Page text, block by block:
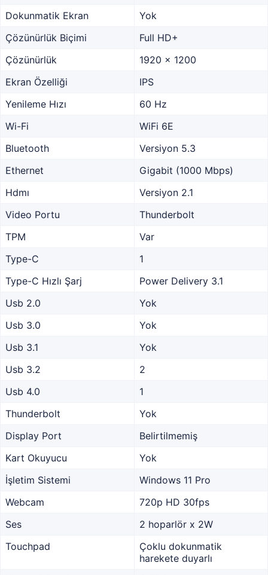
Dokunmatik Ekran
Yok
Çözünürlük Biçimi
Full HD+
Çözünürlük
1920 x 1200
Ekran Özelliği
IPS
Yenileme Hızı
60 Hz
Wi-Fi
WiFi 6E
Bluetooth
Versiyon 5.3
Ethernet
Gigabit (1000 Mbps)
Hdmı
Versiyon 2.1
Video Portu
Thunderbolt
TPM
Var
Type-C
1
Type-C Hızlı Şarj
Power Delivery 3.1
Usb 2.0
Yok
Usb 3.0
Yok
Usb 3.1
Yok
Usb 3.2
2
Usb 4.0
1
Thunderbolt
Yok
Display Port
Belirtilmemiş
Kart Okuyucu
Yok
İşletim Sistemi
Windows 11 Pro
Webcam
720p HD 30fps
Ses
2 hoparlör x 2W
Touchpad
Çoklu dokunmatik
harekete duyarlı